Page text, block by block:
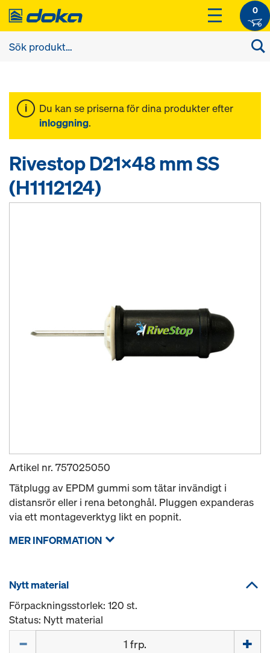
0
Du kan se priserna för dina produkter efter
inloggning.
Rivestop D21x48 mm SS
(H1112124)
Artikel nr. 757025050
Tätplugg av EPDM gummi som tätar invändigt i
distansrör eller i rena betonghål. Pluggen expanderas
via ett montageverktyg likt en popnit.
MER INFORMATION
Nytt material
Förpackningsstorlek: 120 st.
Status: Nytt material